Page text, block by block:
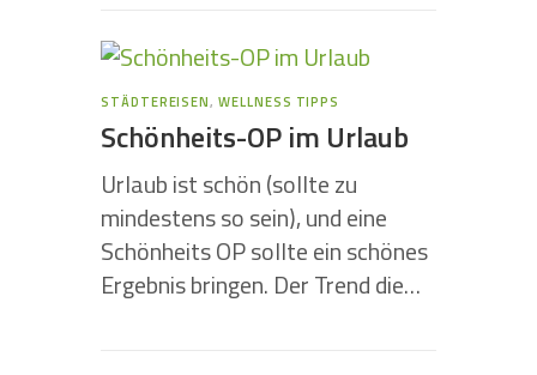
STÄDTEREISEN,WELLNESS TIPPS
Schönheits-OP im Urlaub
Urlaub ist schön (sollte zu
mindestens so sein), und eine
Schönheits OP sollte ein schönes
Ergebnis bringen. Der Trend die…